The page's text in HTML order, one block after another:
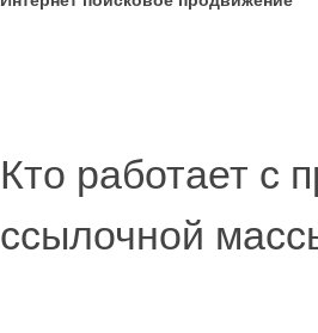
Кто работает с
ссылочной